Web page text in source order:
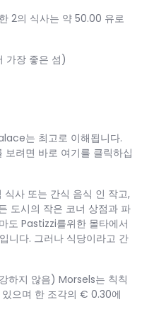
2의 식사는 약 50.00 유로
가장 좋은 섬)
는 최고로 이해됩니다.
려면 바로 여기를 클릭하십
사 또는 간식 음식 인 작고,
도시의 작은 코너 상점과 파
도 Pastizzi를위한 몰타에서
니다. 그러나 식당이라고 간
하지 않음) Morsels는 칙칙
으며 한 조각의 € 0.30에